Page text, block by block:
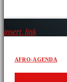
insert_link
AFRO-AGENDA